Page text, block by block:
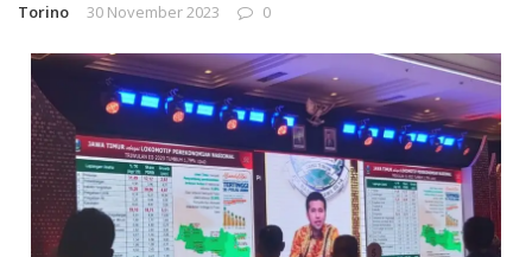
Torino 30 November 2023 0